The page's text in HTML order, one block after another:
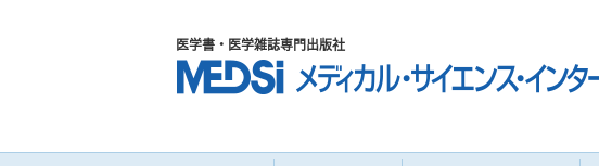
医学書・医学雑誌専門出版社